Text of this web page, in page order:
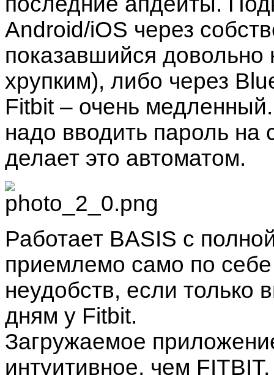
Android/iOS через
показавшийся
хрупким), либо через
Fitbit – очень
надо вводить пароль на
делает это автоматом.
Работает BASIS с
приемлемо само по
неудобств, если только
дням у Fitbit.
Загружаемое
интуитивное, чем